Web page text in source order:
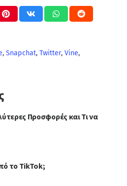
, Snapchat, Twitter, Vine,
Προσφορές και Τι να
το TikTok;